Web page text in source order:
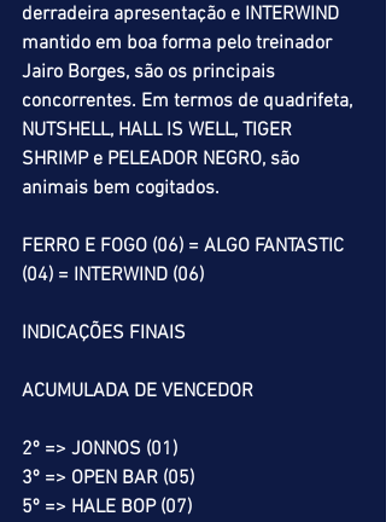
derradeira apresentação e INTERWIND
mantido em boa forma pelo treinador
Jairo Borges, são os principais
concorrentes. Em termos de quadrifeta,
NUTSHELL, HALL IS WELL, TIGER
SHRIMP e PELEADOR NEGRO, são
animais bem cogitados.
FERRO E FOGO (06) = ALGO FANTASTIC
(04) = INTERWIND (06)
INDICAÇÕES FINAIS
ACUMULADA DE VENCEDOR
2º => JONNOS (01)
3º => OPEN BAR (05)
5º => HALE BOP (07)